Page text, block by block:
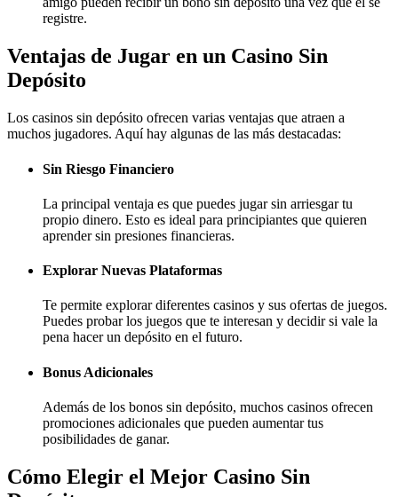
registre.
Ventajas de Jugar en un Casino Sin
Depósito
Los casinos sin depósito ofrecen varias ventajas que atraen a
muchos jugadores. Aquí hay algunas de las más destacadas:
Sin Riesgo Financiero
La principal ventaja es que puedes jugar sin arriesgar tu
propio dinero. Esto es ideal para principiantes que quieren
aprender sin presiones financieras.
Explorar Nuevas Plataformas
Te permite explorar diferentes casinos y sus ofertas de juegos.
Puedes probar los juegos que te interesan y decidir si vale la
pena hacer un depósito en el futuro.
Bonus Adicionales
Además de los bonos sin depósito, muchos casinos ofrecen
promociones adicionales que pueden aumentar tus
posibilidades de ganar.
Cómo Elegir el Mejor Casino Sin